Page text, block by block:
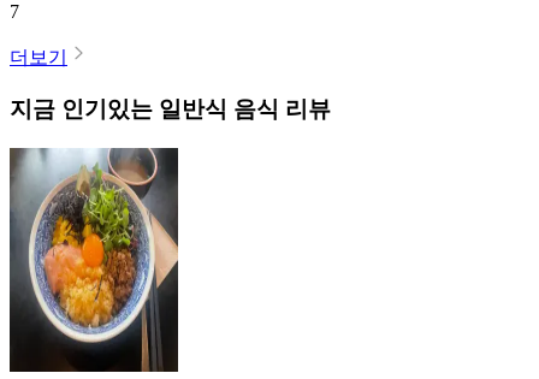
7
더보기
지금 인기있는 일반식 음식 리뷰